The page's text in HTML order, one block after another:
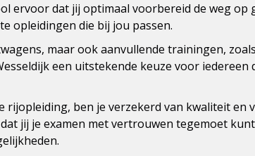
ervoor dat jij optimaal voorbereid de weg op
opleidingen die bij jou passen.
maar ook aanvullende trainingen,
een uitstekende keuze voor iedereen
rijopleiding, ben je verzekerd van kwaliteit en
jij je examen met vertrouwen tegemoet